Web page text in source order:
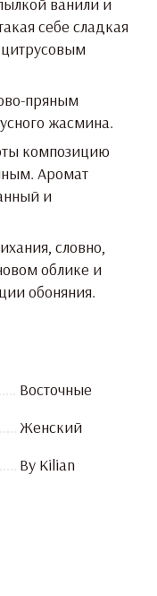
ванили и
себе сладкая
пряным
жасмина.
композицию
Аромат
и
словно,
облике и
обоняния.
Восточные
Женский
By Kilian